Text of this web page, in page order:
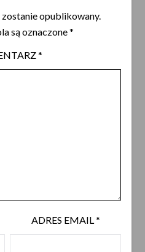
opublikowany.
są oznaczone*
*
ADRES EMAIL*